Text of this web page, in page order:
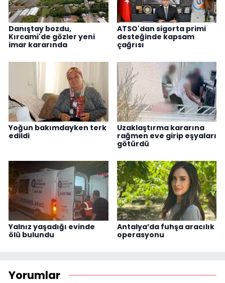
Danıştay bozdu,
Kırcami'de gözler yeni
imar kararında
ATSO'dan sigorta primi
desteğinde kapsam
çağrısı
Yoğun bakımdayken terk
edildi
Uzaklaştırma kararına
rağmen eve girip eşyaları
götürdü
Yalnız yaşadığı evinde
ölü bulundu
Antalya’da fuhşa aracılık
operasyonu
Yorumlar